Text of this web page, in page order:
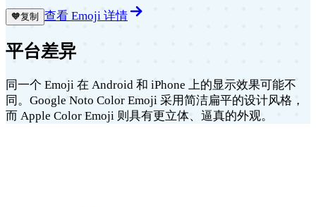
🧡复制 查看 Emoji 详情
平台差异
同一个 Emoji 在 Android 和 iPhone 上的显示效果可能不
同。Google Noto Color Emoji 采用简洁扁平的设计风格，
而 Apple Color Emoji 则具有更立体、逼真的外观。